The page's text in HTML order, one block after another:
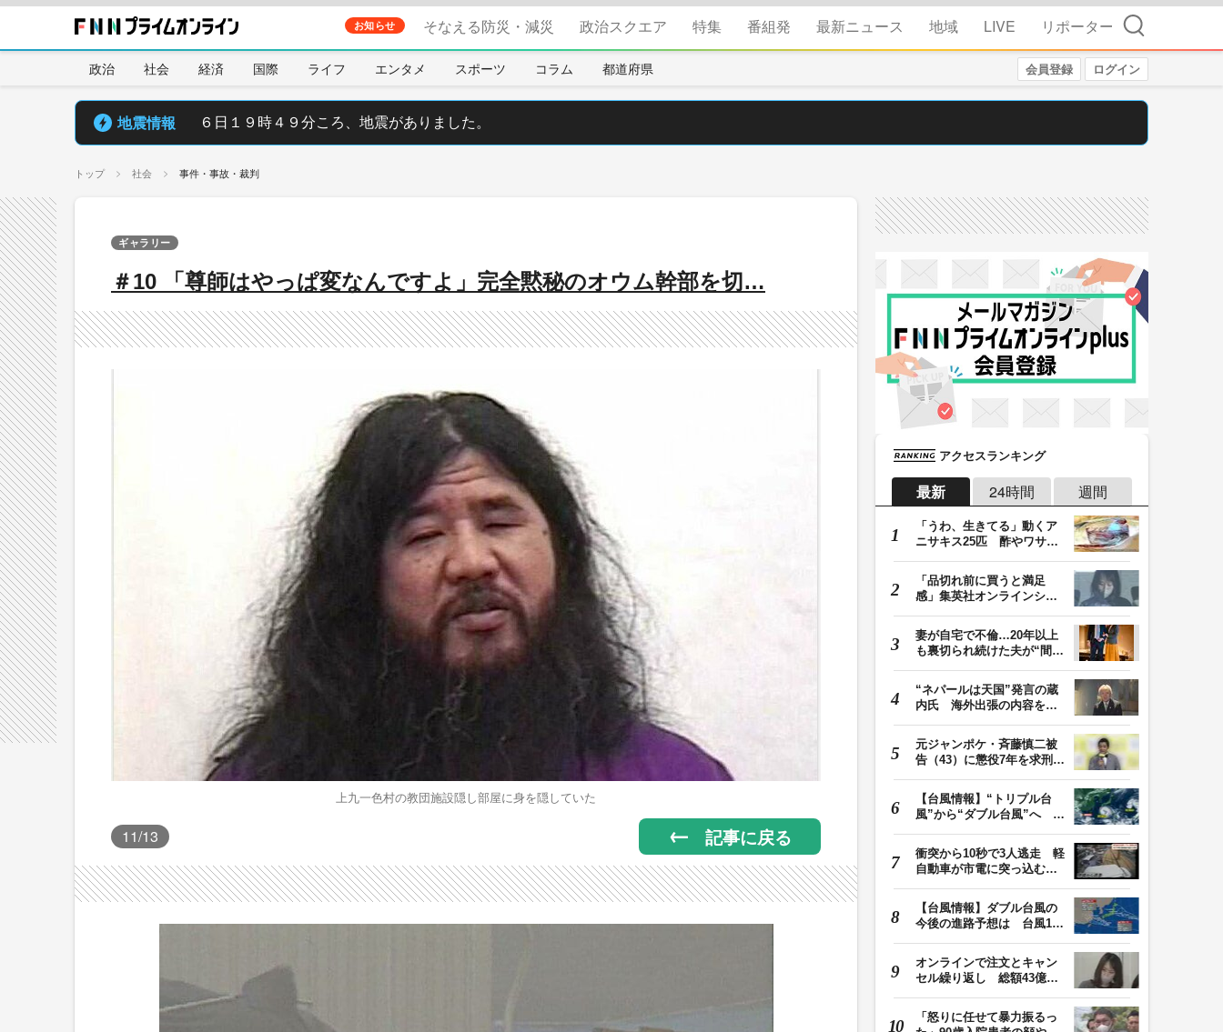
お知らせ そなえる防災・減災 政治スクエア 特集 番組発 最新ニュース 地域 LIVE リポーター 検索
政治 社会 経済 国際 ライフ エンタメ スポーツ コラム 都道府県 会員登録 ログイン
地震情報 ６日１９時４９分ころ、地震がありました。
トップ 社会 事件・事故・裁判
＃10 「尊師はやっぱ変なんですよ」完全黙秘のオウム幹部を切…
ギャラリー
上九一色村の教団施設隠し部屋に身を隠していた
11/13 記事に戻る
アクセスランキング
最新 24時間 週間
「うわ、生きてる」動くア
ニサキス25匹 酢やワサビ
「品切れ前に買うと満足
感」集英社オンラインショ
妻が自宅で不倫…20年以上
も裏切られ続けた夫が“間
“ネパールは天国”発言の蔵
内氏 海外出張の内容を説
元ジャンポケ・斉藤慎二被
告（43）に懲役7年を求刑
【台風情報】“トリプル台
風”から“ダブル台風”へ 13
衝突から10秒で3人逃走 軽
自動車が市電に突っ込む一
【台風情報】ダブル台風の
今後の進路予想は 台風13
オンラインで注文とキャン
セル繰り返し 総額43億円
「怒りに任せて暴力振るっ